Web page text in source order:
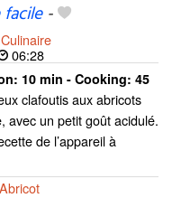
-
06:28
10 min - Cooking: 45
clafoutis aux abricots
avec un petit goût acidulé.
de l’appareil à
Abricot